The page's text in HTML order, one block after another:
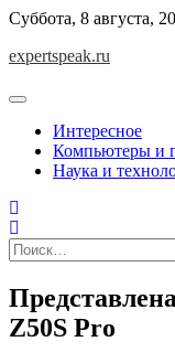
Skip
content
Суббота, 8 августа,
expertspeak.ru
Интересное
Компьютеры и
Наука и
Найти:
Z50S Pro